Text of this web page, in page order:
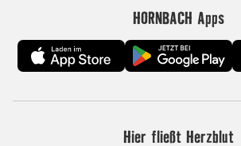
HORNBACH Apps
Hier fließt Herzblut